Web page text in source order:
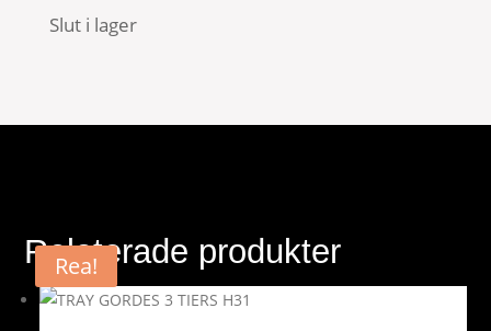
Slut i lager
Relaterade produkter
Rea!